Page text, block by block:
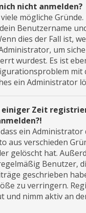
nicht anmelden?
mögliche Gründe.
Benutzername
dies der Fall ist,
um
wurdest. Es ist
mit
ein Administrator
einiger Zeit
ein Administrator
aus verschieden
gelöscht hat.
Benutzer,
geschrieben
zu verringern.
und nimm aktiv an